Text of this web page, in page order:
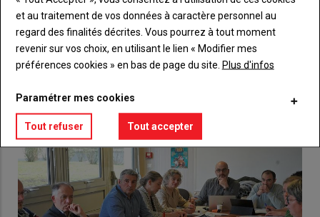
compte pour accéder à tout {nom-site}.
Créez un compte
VOUS AIMEREZ AUSSI
et au traitement de vos données à caractère personnel au
regard des finalités décrites. Vous pourrez à tout moment
revenir sur vos choix, en utilisant le lien « Modifier mes
préférences cookies » en bas de page du site. Plus d'infos
Paramétrer mes cookies
Tout refuser Tout accepter